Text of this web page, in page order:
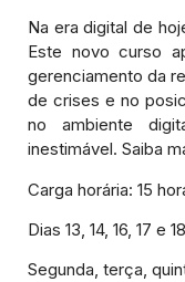
Na era digital de
Este novo curso
gerenciamento da
de crises e no
no ambiente
inestimável. Saiba
Carga horária: 15
Dias 13, 14, 16, 17 e
Segunda, terça,